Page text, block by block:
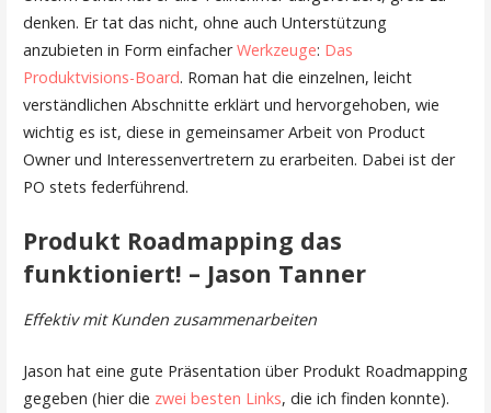
denken. Er tat das nicht, ohne auch Unterstützung
anzubieten in Form einfacherWerkzeuge: Das
Produktvisions-Board. Roman hat die einzelnen, leicht
verständlichen Abschnitte erklärt und hervorgehoben, wie
wichtig es ist, diese in gemeinsamer Arbeit von Product
Owner und Interessenvertretern zu erarbeiten. Dabei ist der
PO stets federführend.
Produkt Roadmapping das
funktioniert! – Jason Tanner
Effektiv mit Kunden zusammenarbeiten
Jason hat eine gute Präsentation über Produkt Roadmapping
gegeben (hier die zwei besten Links, die ich finden konnte).